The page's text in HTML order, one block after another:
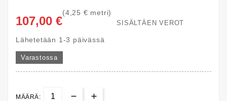
107,00 €
(4,25 € metri)
SISÄLTÄEN VEROT
Lähetetään 1-3 päivässä
Varastossa
MÄÄRÄ: